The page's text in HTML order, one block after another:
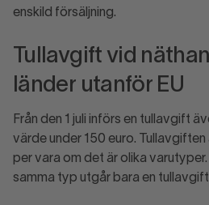
enskild försäljning.
Tullavgift vid
länder utanför EU
Från den 1 juli införs en tullavgift
värde under 150 euro.
per vara om det är olika
samma typ utgår bara en